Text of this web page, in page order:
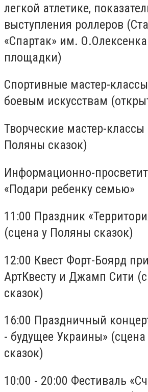
легкой атлетике,
выступления роллеров
«Спартак» им.
площадки)
Спортивные мастер-
боевым искусствам
Творческие мастер-
Поляны сказок)
Информационно-
«Подари ребенку семью»
11:00 Праздник
(сцена у Поляны сказок)
12:00 Квест Форт-Боярд
АртКвесту и Джамп Сити
сказок)
16:00 Праздничный
- будущее Украины»
сказок)
10:00 - 20:00 Фестиваль